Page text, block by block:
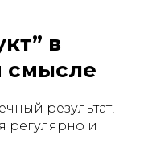
в
смысле
результат,
регулярно и